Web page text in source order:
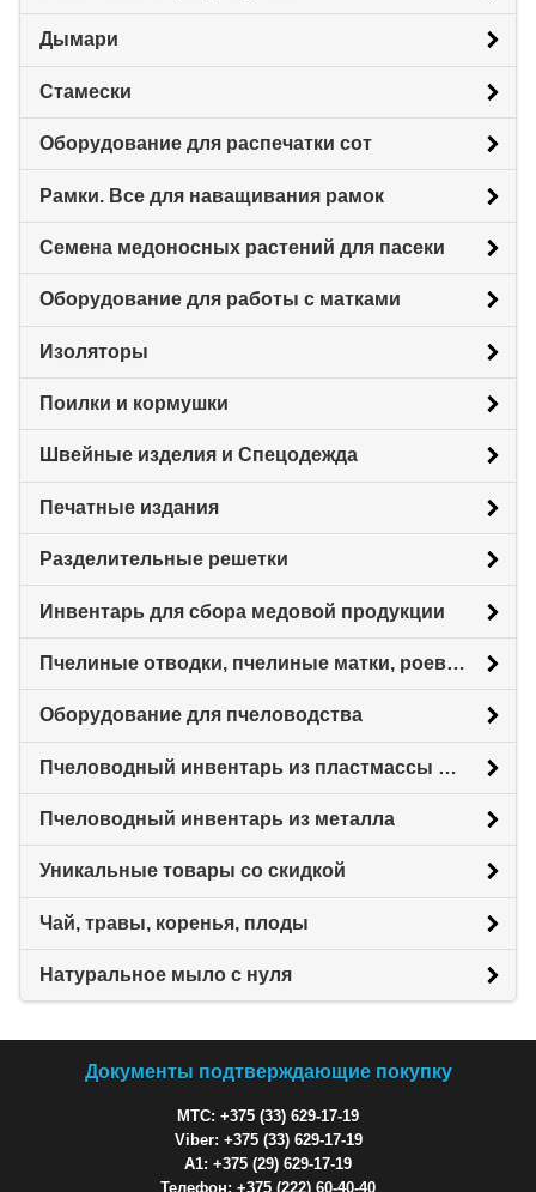
Дымари
Стамески
Оборудование для распечатки сот
Рамки. Все для наващивания рамок
Семена медоносных растений для пасеки
Оборудование для работы с матками
Изоляторы
Поилки и кормушки
Швейные изделия и Спецодежда
Печатные издания
Разделительные решетки
Инвентарь для сбора медовой продукции
Пчелиные отводки, пчелиные матки, роевни
Оборудование для пчеловодства
Пчеловодный инвентарь из пластмассы для пасеки
Пчеловодный инвентарь из металла
Уникальные товары со скидкой
Чай, травы, коренья, плоды
Натуральное мыло с нуля
Документы подтверждающие покупку
МТС: +375 (33) 629-17-19
Viber: +375 (33) 629-17-19
A1: +375 (29) 629-17-19
Телефон: +375 (222) 60-40-40